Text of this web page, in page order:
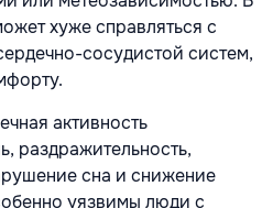
хуже справляться с
сосудистой систем,
активность
раздражительность,
сна и снижение
уязвимы люди с